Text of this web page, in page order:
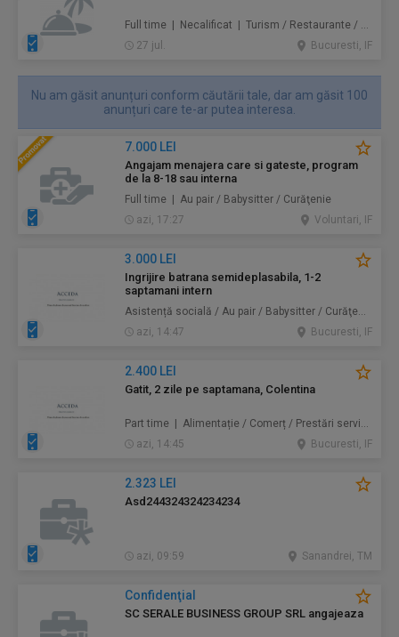
Full time | Necalificat | Turism / Restaurante / Hoteluri
27 jul.
Bucuresti, IF
Nu am găsit anunțuri conform căutării tale, dar am găsit 100
anunțuri care te-ar putea interesa.
7.000 LEI
Angajam menajera care si gateste, program
de la 8-18 sau interna
Full time | Au pair / Babysitter / Curăţenie
azi, 17:27
Voluntari, IF
3.000 LEI
Ingrijire batrana semideplasabila, 1-2
saptamani intern
Asistență socială / Au pair / Babysitter / Curăţenie / Prestări servicii
azi, 14:47
Bucuresti, IF
2.400 LEI
Gatit, 2 zile pe saptamana, Colentina
Part time | Alimentație / Comerț / Prestări servicii
azi, 14:45
Bucuresti, IF
2.323 LEI
Asd244324324234234
azi, 09:59 Sanandrei, TM
Confidenţial
SC SERALE BUSINESS GROUP SRL angajeaza